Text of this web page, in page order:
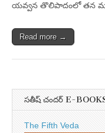
యవ్వన తొలిపాదంలో తన
Read more →
సతీష్ చందర్ E-
The Fifth Veda